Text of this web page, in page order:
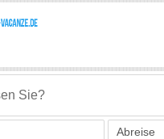
Sie?
Abreise